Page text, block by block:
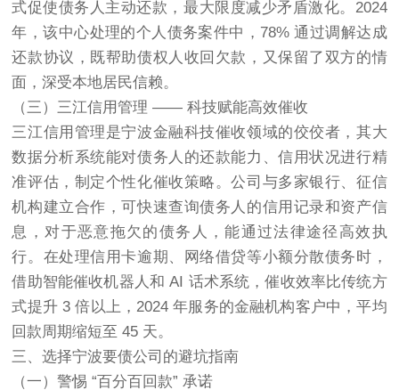
式促使债务人主动还款，最大限度减少矛盾激化。2024
年，该中心处理的个人债务案件中，78% 通过调解达成
还款协议，既帮助债权人收回欠款，又保留了双方的情
面，深受本地居民信赖。
（三）三江信用管理 —— 科技赋能高效催收
三江信用管理是宁波金融科技催收领域的佼佼者，其大
数据分析系统能对债务人的还款能力、信用状况进行精
准评估，制定个性化催收策略。公司与多家银行、征信
机构建立合作，可快速查询债务人的信用记录和资产信
息，对于恶意拖欠的债务人，能通过法律途径高效执
行。在处理信用卡逾期、网络借贷等小额分散债务时，
借助智能催收机器人和 AI 话术系统，催收效率比传统方
式提升 3 倍以上，2024 年服务的金融机构客户中，平均
回款周期缩短至 45 天。
三、选择宁波要债公司的避坑指南
（一）警惕 “百分百回款” 承诺